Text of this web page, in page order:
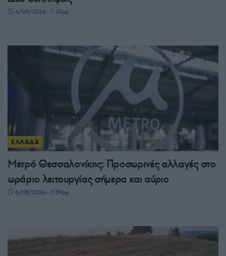
6/08/2026 - 7:30μμ
ΕΛΛΑΔΑ
Μετρό Θεσσαλονίκης: Προσωρινές αλλαγές στο
ωράριο λειτουργίας σήμερα και αύριο
6/08/2026 - 5:09μμ